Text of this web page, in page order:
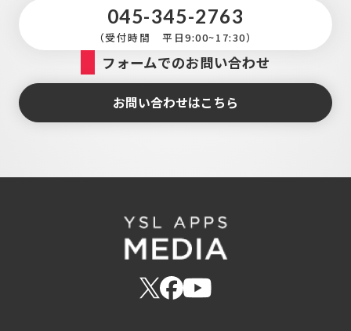
045-345-2763
（受付時間 平日9:00~17:30）
フォームでのお問い合わせ
お問い合わせはこちら